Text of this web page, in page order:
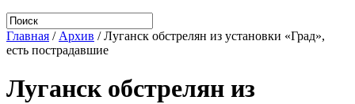
Главная / Архив /Луганск обстрелян из установки «Град»,
есть пострадавшие
Луганск обстрелян из